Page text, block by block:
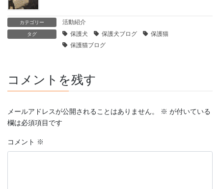
カテゴリー 活動紹介
タグ 保護犬 保護犬ブログ
保護猫
保護猫ブログ
コメントを残す
メールアドレスが公開されることはありません。 ※ が付いている
欄は必須項目です
コメント ※